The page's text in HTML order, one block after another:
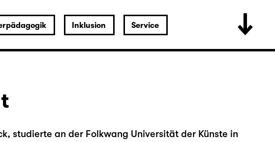
Inklusion Service
studierte an der Folkwang Universität der Künste in